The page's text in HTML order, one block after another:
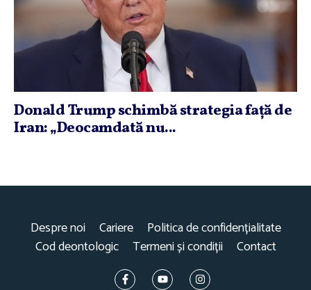
Donald Trump schimbă strategia faţă de
Iran: „Deocamdată nu...
Despre noi Cariere
Politica de confidențialitate
Cod deontologic
Termeni și condiții Contact